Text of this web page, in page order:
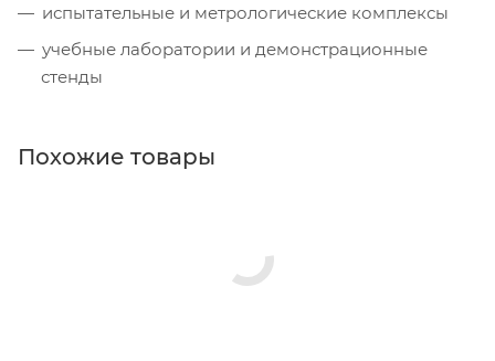
испытательные и метрологические комплексы
учебные лаборатории и демонстрационные
стенды
Похожие товары